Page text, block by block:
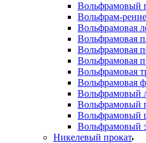
Вольфрамовый
Вольфрам-
Вольфрамовая
Вольфрамовая
Вольфрамовая
Вольфрамовая
Вольфрамовая
Вольфрамовая
Вольфрамовый
Вольфрамовый
Вольфрамовый
Вольфрамовый
Никелевый прокат